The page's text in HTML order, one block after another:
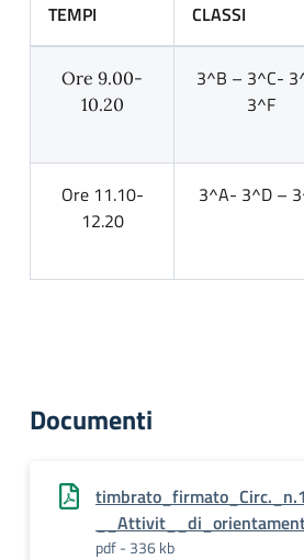
TEMPI CLASSI
Ore 9.00-
10.20
3^B – 3^C-
3^F
Ore 11.10-
12.20
3^A- 3^D –
Documenti
pdf - 336 kb